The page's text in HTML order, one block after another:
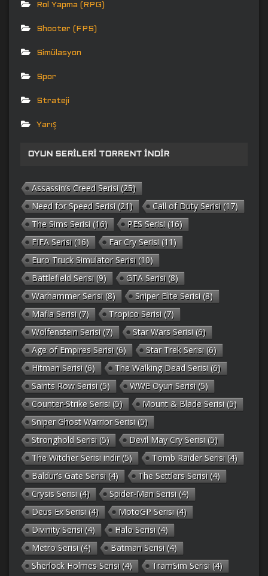
Rol Yapma (RPG)
Shooter (FPS)
Simülasyon
Spor
Strateji
Yarış
OYUN SERILERI TORRENT İNDIR
Assassin’s Creed Serisi (25)
Need for Speed Serisi (21) Call of Duty Serisi (17)
The Sims Serisi (16) PES Serisi (16)
FIFA Serisi (16) Far Cry Serisi (11)
Euro Truck Simulator Serisi (10)
Battlefield Serisi (9) GTA Serisi (8)
Warhammer Serisi (8) Sniper Elite Serisi (8)
Mafia Serisi (7) Tropico Serisi (7)
Wolfenstein Serisi (7) Star Wars Serisi (6)
Age of Empires Serisi (6) Star Trek Serisi (6)
Hitman Serisi (6) The Walking Dead Serisi (6)
Saints Row Serisi (5) WWE Oyun Serisi (5)
Counter-Strike Serisi (5) Mount & Blade Serisi (5)
Sniper Ghost Warrior Serisi (5)
Stronghold Serisi (5) Devil May Cry Serisi (5)
The Witcher Serisi indir(5) Tomb Raider Serisi (4)
Baldur’s Gate Serisi (4) The Settlers Serisi (4)
Crysis Serisi (4) Spider-Man Serisi (4)
Deus Ex Serisi (4) MotoGP Serisi (4)
Divinity Serisi (4) Halo Serisi (4)
Metro Serisi (4) Batman Serisi (4)
Sherlock Holmes Serisi (4) TramSim Serisi (4)